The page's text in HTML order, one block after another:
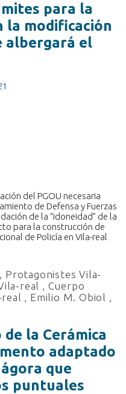
para la
la modificación
albergará el
del PGOU necesaria
de Defensa y Fuerzas
de la “idoneidad” de la
para la construcción de
de Policía en Vila-real
, Protagonistes Vila-
real , Cuerpo
real , Emilio M. Obiol ,
la Cerámica
adaptado
que
puntuales